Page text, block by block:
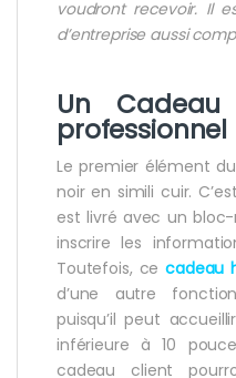
voudront recevoir. Il
d’entreprise aussi
Un Cadeau
professionnel
Le premier élément
noir en simili cuir.
est livré avec un
inscrire les
Toutefois, cecadeau
d’une autre
puisqu’il peut
inférieure à 10
cadeau client